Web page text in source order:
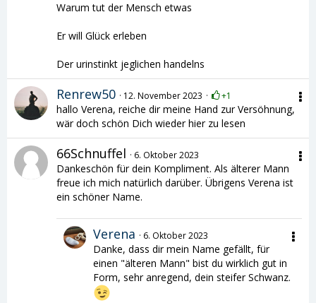
Warum tut der Mensch etwas
Er will Glück erleben
Der urinstinkt jeglichen handelns
Renrew50 12. November 2023 +1
hallo Verena, reiche dir meine Hand zur Versöhnung,
wär doch schön Dich wieder hier zu lesen
66Schnuffel 6. Oktober 2023
Dankeschön für dein Kompliment. Als älterer Mann
freue ich mich natürlich darüber. Übrigens Verena ist
ein schöner Name.
Verena 6. Oktober 2023
Danke, dass dir mein Name gefällt, für
einen "älteren Mann" bist du wirklich gut in
Form, sehr anregend, dein steifer Schwanz.